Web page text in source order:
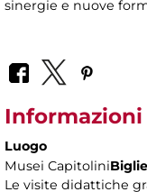
sinergie e nuove
Informazioni
Luogo
Musei Capitolini
Le visite didattiche